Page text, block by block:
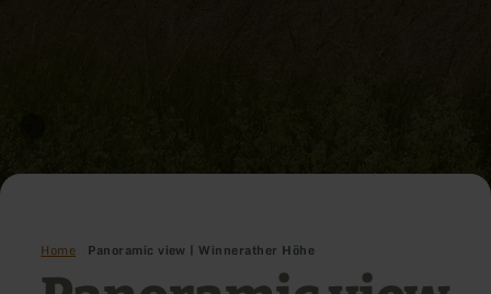
Home Panoramic view | Winnerather Höhe